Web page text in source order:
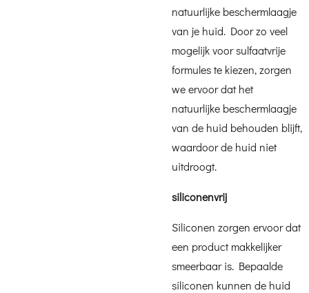
natuurlijke beschermlaagje
van je huid. Door zo veel
mogelijk voor sulfaatvrije
formules te kiezen, zorgen
we ervoor dat het
natuurlijke beschermlaagje
van de huid behouden blijft,
waardoor de huid niet
uitdroogt.
siliconenvrij
Siliconen zorgen ervoor dat
een product makkelijker
smeerbaar is. Bepaalde
siliconen kunnen de huid